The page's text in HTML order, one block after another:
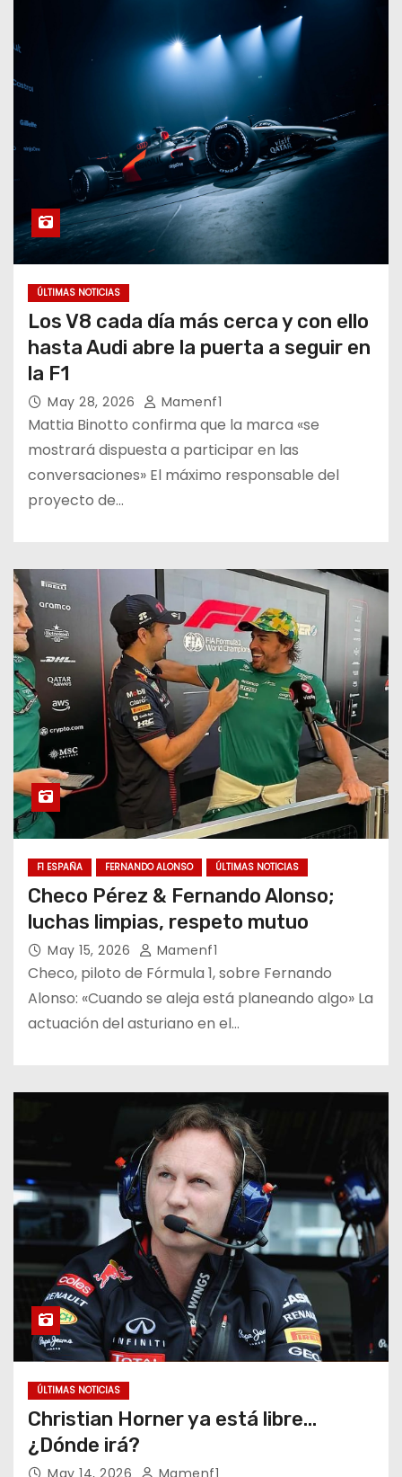
ÚLTIMAS NOTICIAS
Los V8 cada día más cerca y con ello
hasta Audi abre la puerta a seguir en
la F1
May 28, 2026 Mamenf1
Mattia Binotto confirma que la marca «se
mostrará dispuesta a participar en las
conversaciones» El máximo responsable del
proyecto de…
F1 ESPAÑA FERNANDO ALONSO ÚLTIMAS NOTICIAS
Checo Pérez & Fernando Alonso;
luchas limpias, respeto mutuo
May 15, 2026 Mamenf1
Checo, piloto de Fórmula 1, sobre Fernando
Alonso: «Cuando se aleja está planeando algo» La
actuación del asturiano en el…
ÚLTIMAS NOTICIAS
Christian Horner ya está libre…
¿Dónde irá?
May 14, 2026 Mamenf1